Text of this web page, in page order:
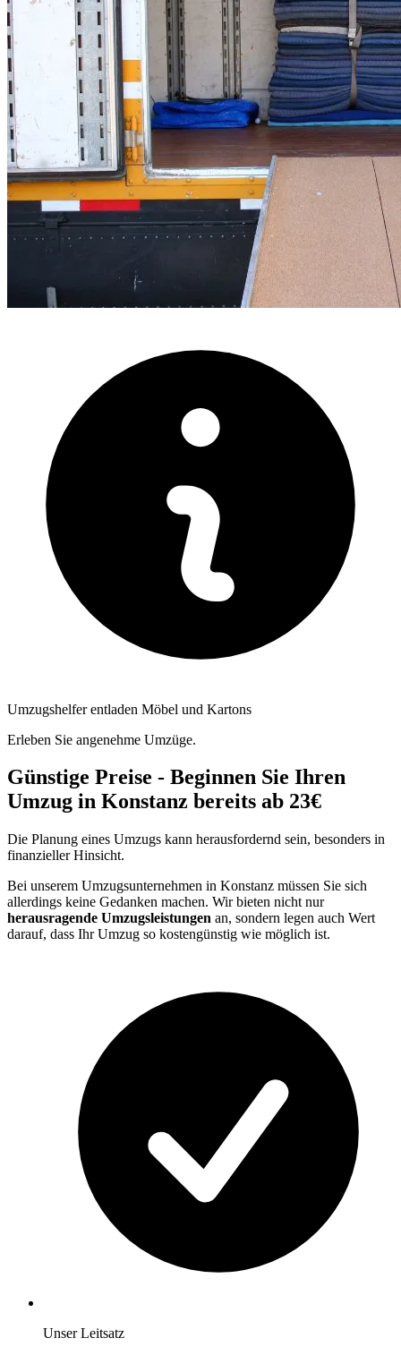
Umzugshelfer entladen Möbel und Kartons
Erleben Sie angenehme Umzüge.
Günstige Preise - Beginnen Sie Ihren
Umzug in Konstanz bereits ab 23€
Die Planung eines Umzugs kann herausfordernd sein, besonders in
finanzieller Hinsicht.
Bei unserem Umzugsunternehmen in Konstanz müssen Sie sich
allerdings keine Gedanken machen. Wir bieten nicht nur
herausragende Umzugsleistungen an, sondern legen auch Wert
darauf, dass Ihr Umzug so kostengünstig wie möglich ist.
Unser Leitsatz